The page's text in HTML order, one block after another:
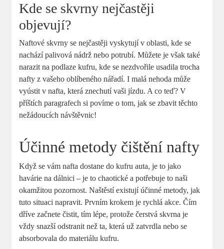
Kde se skvrny nejčastěji
objevují?
Naftové skvrny se nejčastěji vyskytují v oblasti, kde se
nachází palivová nádrž nebo potrubí. Můžete je však také
narazit na podlaze kufru, kde se nezdvořile usadila trocha
nafty z vašeho oblíbeného nářadí. I malá nehoda může
vyústit v nafta, která znechutí vaši jízdu. A co teď? V
příštích paragrafech si povíme o tom, jak se zbavit těchto
nežádoucích návštěvnic!
Účinné metody čištění nafty
Když se vám nafta dostane do kufru auta, je to jako
havárie na dálnici – je to chaotické a potřebuje to naši
okamžitou pozornost. Naštěstí existují účinné metody, jak
tuto situaci napravit. Prvním krokem je rychlá akce. Čím
dříve začnete čistit, tím lépe, protože čerstvá skvrna je
vždy snazší odstranit než ta, která už zatvrdla nebo se
absorbovala do materiálu kufru.